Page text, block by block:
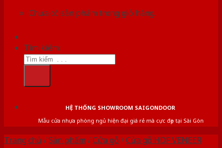
Chưa có sản phẩm trong giỏ hàng.
Tìm kiếm:
HỆ THỐNG SHOWROOM SAIGONDOOR
Mẫu cửa nhựa phòng ngủ hiện đại giá rẻ mà cực đẹp tại Sài Gòn
Trang chủ /Sản phẩm /Cửa gỗ /Cửa gỗ HDF VENEER